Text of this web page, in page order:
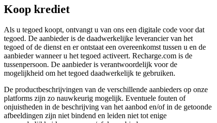
Koop krediet
Als u tegoed koopt, ontvangt u van ons een digitale code voor dat
tegoed. De aanbieder is de daadwerkelijke leverancier van het
tegoed of de dienst en er ontstaat een overeenkomst tussen u en de
aanbieder wanneer u het tegoed activeert. Recharge.com is de
tussenpersoon. De aanbieder is verantwoordelijk voor de
mogelijkheid om het tegoed daadwerkelijk te gebruiken.
De productbeschrijvingen van de verschillende aanbieders op onze
platforms zijn zo nauwkeurig mogelijk. Eventuele fouten of
onjuistheden in de beschrijving van het aanbod en/of in de getoonde
afbeeldingen zijn niet bindend en leiden niet tot enige